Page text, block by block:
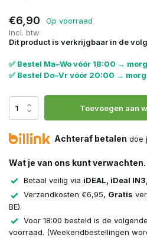
€6,90
Op voorraad
Incl. btw
Dit product is verkrijgbaar in de
✅ Bestel Ma–Wo vóór 18:00 →
✅ Bestel Do–Vr vóór 20:00 →
Toevoegen aan
Achteraf betalen doe
Wat je van ons kunt verwachten.
Betaal veilig via iDEAL, iDeal
Verzendkosten €6,95, Gratis
BE).
Voor 18:00 besteld is de
voorraad. (Weekendbestellingen